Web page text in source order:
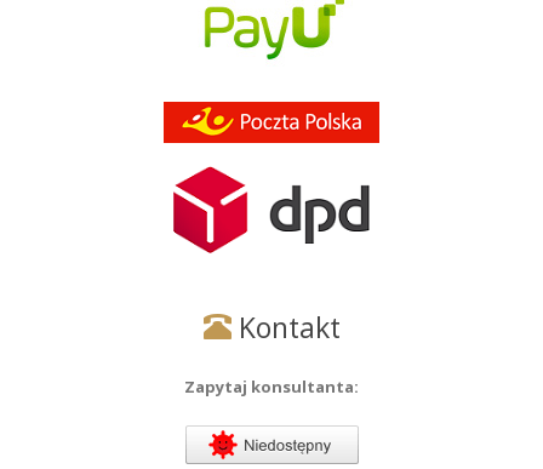
Kontakt
Zapytaj konsultanta: